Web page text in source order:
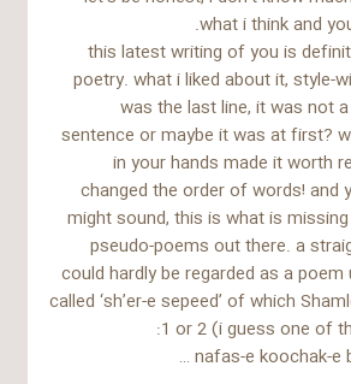
what i think and
this latest writing of you is
poetry. what i liked about it, style-
was the last line, it was not
sentence or maybe it was at first?
in your hands made it worth
changed the order of words! and
might sound, this is what is
pseudo-poems out there. a
could hardly be regarded as a
called ‘sh’er-e sepeed’ of which
1 or 2 (i guess one of
nafas-e koochak-e